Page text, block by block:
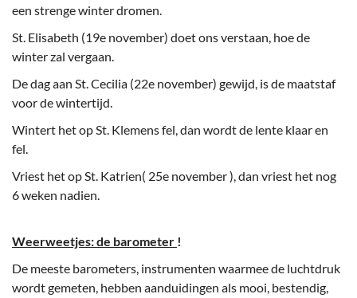
een strenge winter dromen.
St. Elisabeth (19e november) doet ons verstaan, hoe de
winter zal vergaan.
De dag aan St. Cecilia (22e november) gewijd, is de maatstaf
voor de wintertijd.
Wintert het op St. Klemens fel, dan wordt de lente klaar en
fel.
Vriest het op St. Katrien( 25e november ), dan vriest het nog
6 weken nadien.
Weerweetjes: de barometer !
De meeste barometers, instrumenten waarmee de luchtdruk
wordt gemeten, hebben aanduidingen als mooi, bestendig,